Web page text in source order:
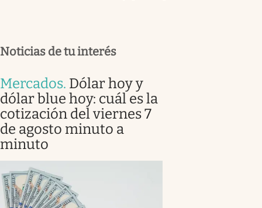
Noticias de tu interés
Mercados. Dólar hoy y
dólar blue hoy: cuál es la
cotización del viernes 7
de agosto minuto a
minuto